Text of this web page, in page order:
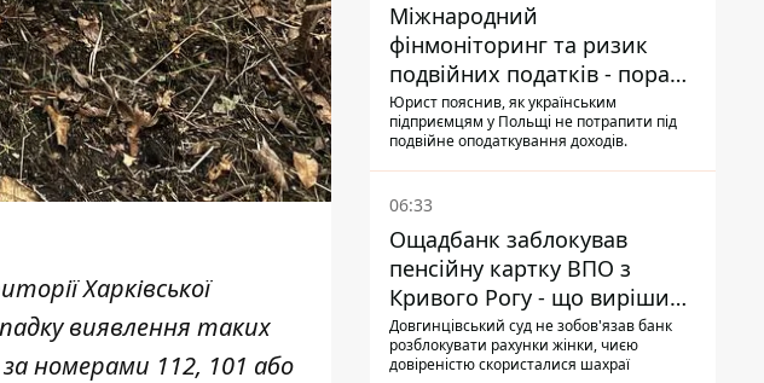
Харківської
виявлення таких
за номерами 112, 101 або
Міжнародний
фінмоніторинг та ризик
подвійних податків - поради
українцям в Польщі
Юрист пояснив, як українським
підприємцям у Польщі не потрапити під
подвійне оподаткування доходів.
06:33
Ощадбанк заблокував
пенсійну картку ВПО з
Кривого Рогу - що вирішив
суд
Довгинцівський суд не зобов'язав банк
розблокувати рахунки жінки, чиєю
довіреністю скористалися шахраї